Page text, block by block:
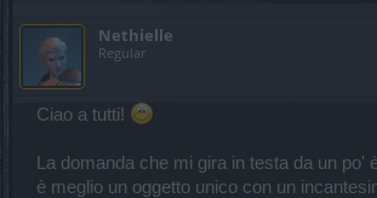
Nethielle
Regular
Ciao a tutti!
La domanda che mi gira in testa da un po'
è meglio un oggetto unico con un